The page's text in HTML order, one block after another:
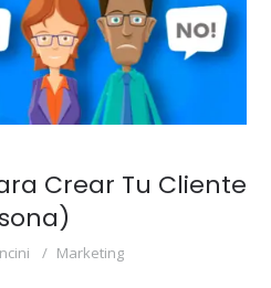
Crear Tu Cliente
Marketing